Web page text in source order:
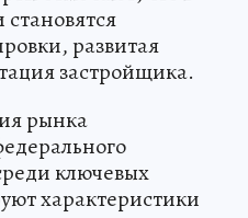
развитая
застройщика.
рынка
ключевых
характеристики